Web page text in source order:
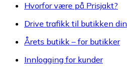
Hvorfor være på Prisjakt?
Drive trafikk til butikken din
Årets butikk – for butikker
Innlogging for kunder